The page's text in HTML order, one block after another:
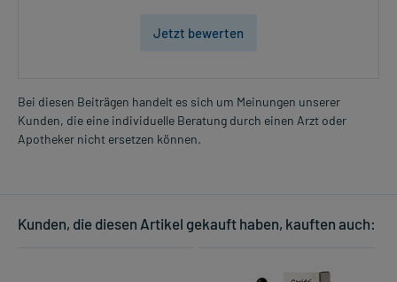
Jetzt bewerten
Bei diesen Beiträgen handelt es sich um Meinungen unserer
Kunden, die eine individuelle Beratung durch einen Arzt oder
Apotheker nicht ersetzen können.
Kunden, die diesen Artikel gekauft haben, kauften auch: